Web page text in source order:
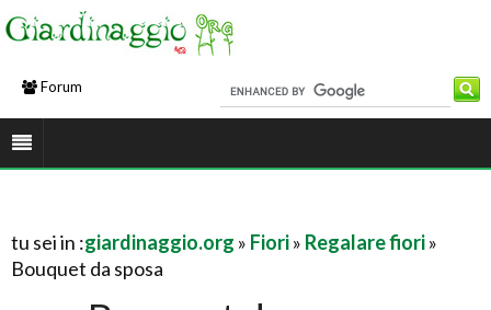
Forum
tu sei in :giardinaggio.org » Fiori» Regalare fiori»
Bouquet da sposa